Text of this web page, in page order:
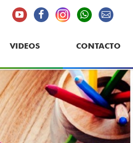
VIDEOS CONTACTO